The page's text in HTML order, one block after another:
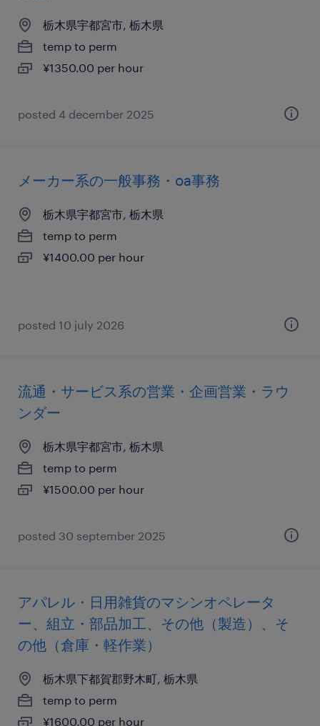
栃木県宇都宮市, 栃木県
temp to perm
¥1350.00 per hour
posted 4 december 2025
メーカー系の一般事務・oa事務
栃木県宇都宮市, 栃木県
temp to perm
¥1400.00 per hour
posted 10 july 2026
流通・サービス系の営業・企画営業・ラウ
ンダー
栃木県宇都宮市, 栃木県
temp to perm
¥1500.00 per hour
posted 30 september 2025
アパレル・日用雑貨のマシンオペレータ
ー、組立・部品加工、その他（製造）、そ
の他（倉庫・軽作業）
栃木県下都賀郡野木町, 栃木県
temp to perm
¥1600.00 per hour